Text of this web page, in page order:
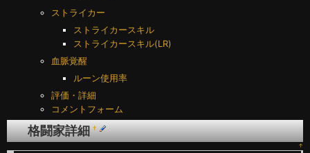
ストライカー
ストライカースキル
ストライカースキル(LR)
血脈覚醒
ルーン使用率
評価・詳細
コメントフォーム
格闘家詳細†
↑